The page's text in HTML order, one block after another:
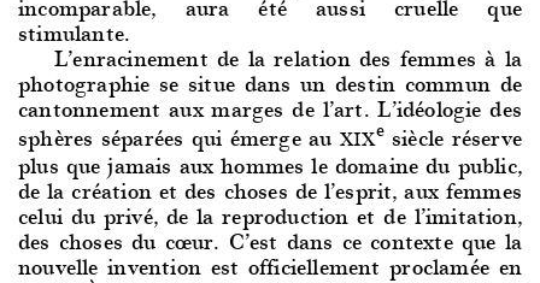
stimulante.
L’enracinement de la relation des femmes à la
photographie se situe dans un destin commun de
cantonnement aux marges de l’art. L’idéologie des
sphères séparées qui émerge au XIXesiècle réserve
plus que jamais aux hommes le domaine du public,
de la création et des choses de l’esprit, aux femmes
celui du privé, de la reproduction et de l’imitation,
des choses du cœur. C’est dans ce contexte que la
nouvelle invention est officiellement proclamée en